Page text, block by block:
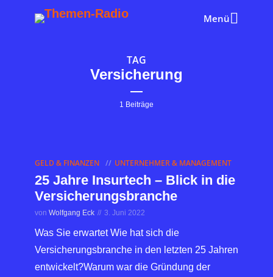
Menü
TAG
Versicherung
1 Beiträge
GELD & FINANZEN UNTERNEHMER & MANAGEMENT
25 Jahre Insurtech – Blick in die
Versicherungsbranche
von Wolfgang Eck 3. Juni 2022
Was Sie erwartet Wie hat sich die
Versicherungsbranche in den letzten 25 Jahren
entwickelt?Warum war die Gründung der